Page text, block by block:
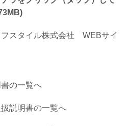
フスタイル株式会社 WEBサイ
の一覧へ
説明書の一覧へ